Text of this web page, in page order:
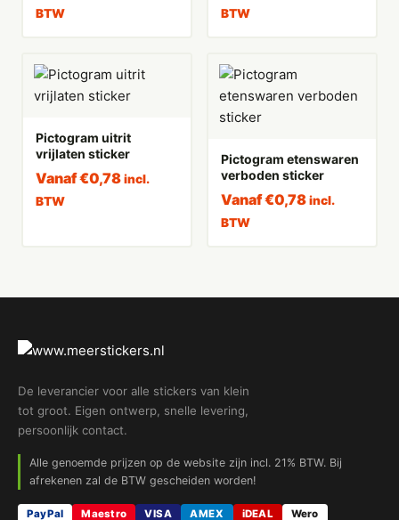
BTW
BTW
Pictogram uitrit
vrijlaten sticker
Vanaf€0,78 incl.
BTW
Pictogram etenswaren
verboden sticker
Vanaf€0,78 incl.
BTW
De leverancier voor alle stickers van klein
tot groot. Eigen ontwerp, snelle levering,
persoonlijk contact.
Alle genoemde prijzen op de website zijn incl. 21% BTW. Bij
afrekenen zal de BTW gescheiden worden!
PayPal Maestro VISA AMEX iDEAL
Wero